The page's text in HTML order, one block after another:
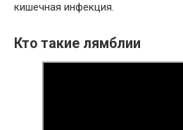
кишечная инфекция.
Кто такие лямблии